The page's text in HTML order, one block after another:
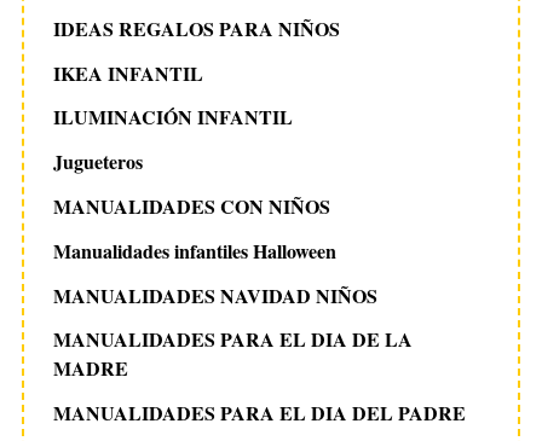
IDEAS REGALOS PARA NIÑOS
IKEA INFANTIL
ILUMINACIÓN INFANTIL
Jugueteros
MANUALIDADES CON NIÑOS
Manualidades infantiles Halloween
MANUALIDADES NAVIDAD NIÑOS
MANUALIDADES PARA EL DIA DE LA
MADRE
MANUALIDADES PARA EL DIA DEL PADRE